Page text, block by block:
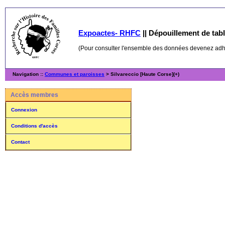
Expoactes- RHFC || Dépouillement de
(Pour consulter l'ensemble des données devenez
Navigation :: Communes et paroisses > Silvareccio [Haute Corse](+)
Accès membres
Connexion
Conditions d'accès
Contact